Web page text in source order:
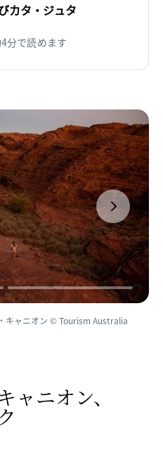
カタ・ジュタ
分で読めます
キャニオン © Tourism Australia
ャニオン、​